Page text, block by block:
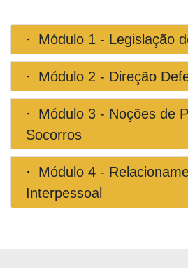
Módulo 1 - Legislação
Módulo 2 - Direção
Socorros
Interpessoal